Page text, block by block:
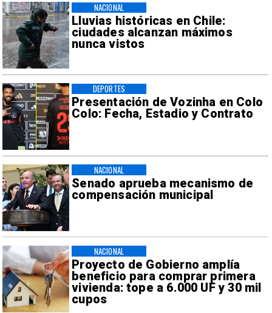
Lluvias históricas en Chile:
ciudades alcanzan máximos
nunca vistos
NACIONAL
Presentación de Vozinha en Colo
Colo: Fecha, Estadio y Contrato
DEPORTES
Senado aprueba mecanismo de
compensación municipal
NACIONAL
Proyecto de Gobierno amplía
beneficio para comprar primera
vivienda: tope a 6.000 UF y 30 mil
cupos
NACIONAL